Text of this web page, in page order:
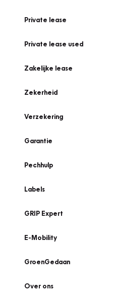
Private lease
Private lease used
Zakelijke lease
Zekerheid
Verzekering
Garantie
Pechhulp
Labels
GRIP Expert
E-Mobility
GroenGedaan
Over ons